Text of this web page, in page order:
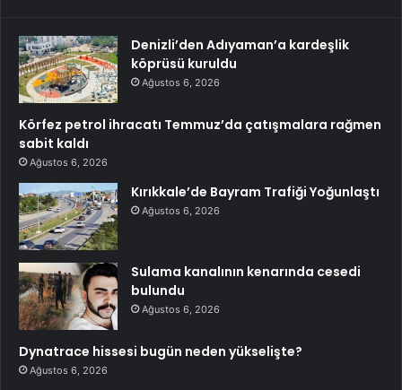
Denizli’den Adıyaman’a kardeşlik
köprüsü kuruldu
Ağustos 6, 2026
Körfez petrol ihracatı Temmuz’da çatışmalara rağmen
sabit kaldı
Ağustos 6, 2026
Kırıkkale’de Bayram Trafiği Yoğunlaştı
Ağustos 6, 2026
Sulama kanalının kenarında cesedi
bulundu
Ağustos 6, 2026
Dynatrace hissesi bugün neden yükselişte?
Ağustos 6, 2026